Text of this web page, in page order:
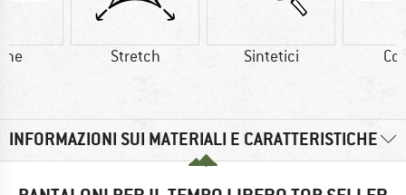
Stretch Sintetici
INFORMAZIONI SUI MATERIALI E CARATTERISTICHE